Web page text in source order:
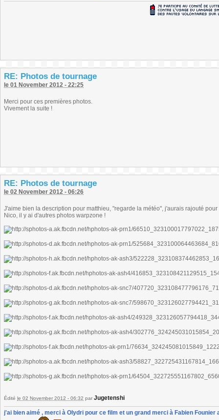
RE: Photos de tournage
le 01 November 2012 - 22:25
Merci pour ces premières photos.
Vivement la suite !
RE: Photos de tournage
le 02 November 2012 - 06:26
J'aime bien la description pour matthieu, "regarde la météo", j'aurais rajouté
Nico, il y ai d'autres photos warpzone !
Édité le 02 November 2012 - 06:32 par Jugetenshi
j'ai bien aimé , merci à Olydri pour ce film et un grand merci à Fabien